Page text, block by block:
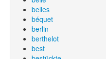
belles
béquet
berlin
berthelot
best